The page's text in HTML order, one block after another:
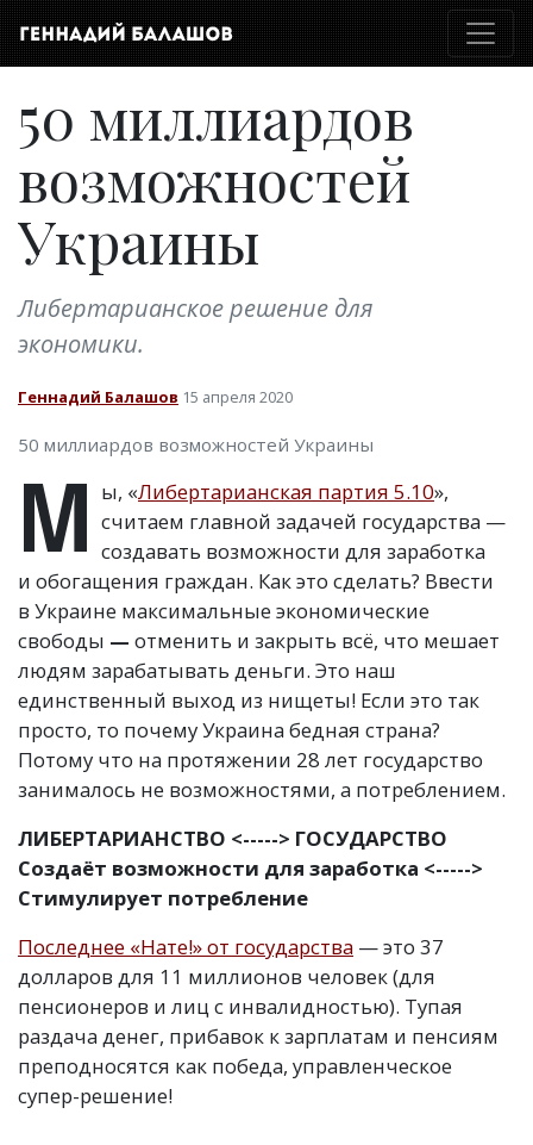
50 миллиардов
возможностей
Украины
Либертарианское решение для
экономики.
Геннадий Балашов 15 апреля 2020
50 миллиардов возможностей Украины
М ы, «Либертарианская партия 5.10»,
считаем главной задачей государства —
создавать возможности для заработка
и обогащения граждан. Как это сделать? Ввести
в Украине максимальные экономические
свободы — отменить и закрыть всё, что мешает
людям зарабатывать деньги. Это наш
единственный выход из нищеты! Если это так
просто, то почему Украина бедная страна?
Потому что на протяжении 28 лет государство
занималось не возможностями, а потреблением.
ЛИБЕРТАРИАНСТВО <-----> ГОСУДАРСТВО
Создаёт возможности для заработка <----->
Стимулирует потребление
Последнее «Нате!» от государства — это 37
долларов для 11 миллионов человек(для
пенсионеров и лиц с инвалидностью). Тупая
раздача денег, прибавок к зарплатам и пенсиям
преподносятся как победа, управленческое
супер-решение!